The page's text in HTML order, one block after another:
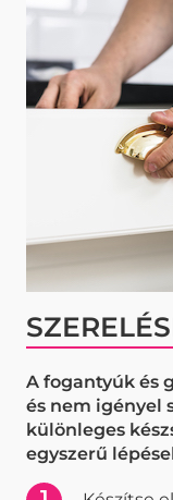
A fogantyúk és
és nem igényel
különleges
egyszerű